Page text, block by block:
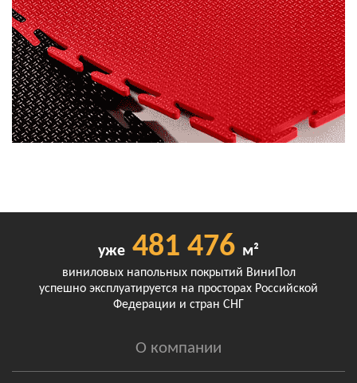
уже 481 476 м²
виниловых напольных покрытий ВиниПол
успешно эксплуатируется на просторах Российской
Федерации и стран СНГ
О компании